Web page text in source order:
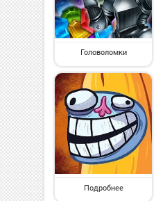
Головоломки
Подробнее